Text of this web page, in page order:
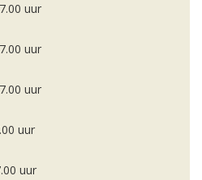
uur
uur
uur
uur
uur